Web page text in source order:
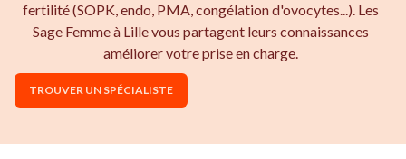
fertilité (SOPK, endo, PMA, congélation d'ovocytes...). Les
Sage Femme à Lille vous partagent leurs connaissances
améliorer votre prise en charge.
TROUVER UN SPÉCIALISTE